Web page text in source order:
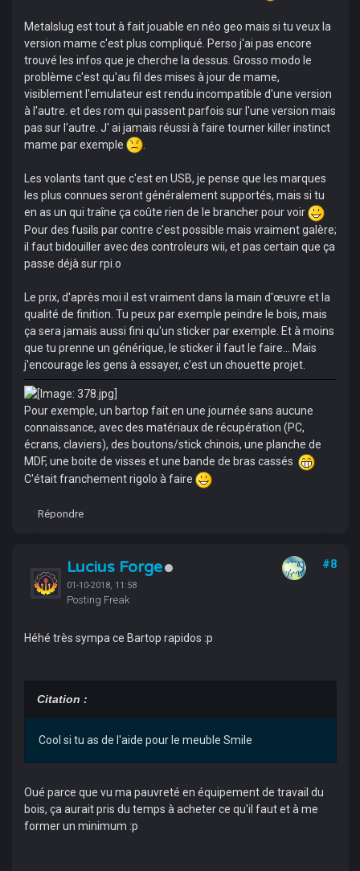
Metalslug est tout à fait jouable en néo geo mais si tu veux la
version mame c'est plus compliqué. Perso j'ai pas encore
trouvé les infos que je cherche la dessus. Grosso modo le
problème c'est qu'au fil des mises à jour de mame,
visiblement l'emulateur est rendu incompatible d'une version
à l'autre. et des rom qui passent parfois sur l'une version mais
pas sur l'autre. J' ai jamais réussi à faire tourner killer instinct
mame par exemple
.
Les volants tant que c'est en USB, je pense que les marques
les plus connues seront généralement supportés, mais si tu
en as un qui traîne ça coûte rien de le brancher pour voir
Pour des fusils par contre c'est possible mais vraiment galère;
il faut bidouiller avec des controleurs wii, et pas certain que ça
passe déjà sur rpi.o
Le prix, d'après moi il est vraiment dans la main d'œuvre et la
qualité de finition. Tu peux par exemple peindre le bois, mais
ça sera jamais aussi fini qu'un sticker par exemple. Et à moins
que tu prenne un générique, le sticker il faut le faire... Mais
j'encourage les gens à essayer, c'est un chouette projet.
Pour exemple, un bartop fait en une journée sans aucune
connaissance, avec des matériaux de récupération (PC,
écrans, claviers), des boutons/stick chinois, une planche de
MDF, une boite de visses et une bande de bras cassés
C'était franchement rigolo à faire
Répondre
Lucius Forge
01-10-2018, 11:58
Posting Freak
#8
Héhé très sympa ce Bartop rapidos :p
Citation :
Cool si tu as de l'aide pour le meuble Smile
Oué parce que vu ma pauvreté en équipement de travail du
bois, ça aurait pris du temps à acheter ce qu'il faut et à me
former un minimum :p